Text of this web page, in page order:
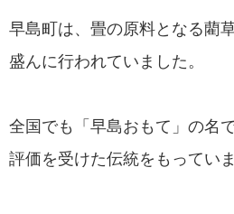
早島町は、畳の原料となる藺
盛んに行われていました。
全国でも「早島おもて」の名
評価を受けた伝統をもっていま